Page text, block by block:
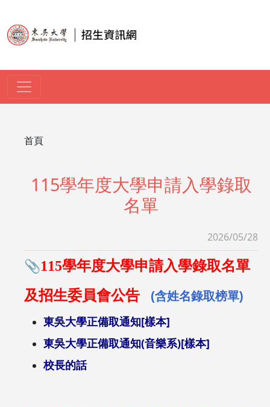
導航連結
首頁
115學年度大學申請入學錄取
名單
2026/05/28
​📎115學年度大學申請入學錄取名單
及招生委員會公告
(含姓名錄取榜單)
東吳大學正備取通知[樣本]
東吳大學正備取通知(音樂系)[樣本]
校長的話